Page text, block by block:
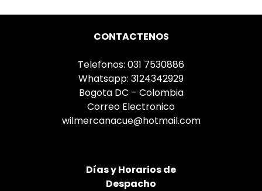
CONTACTENOS
Telefonos: 031 7530886
Whatsapp: 3124342929
Bogota DC – Colombia
Correo Electronico
wilmercanacue@hotmail.com
Díasy Horarios de
Despacho